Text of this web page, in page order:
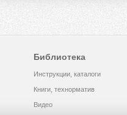
Библиотека
Инструкции, каталоги
Книги, технорматив
Видео